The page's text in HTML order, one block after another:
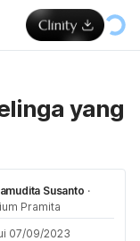
yang
Susanto ·
Pramita
07/09/2023